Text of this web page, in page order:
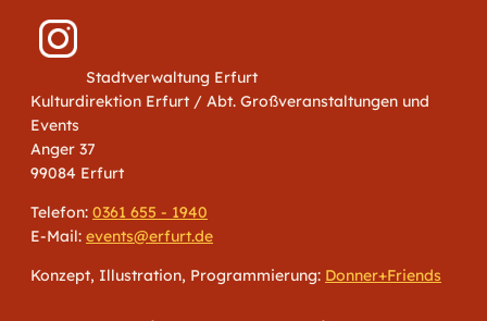
Stadtverwaltung Erfurt
Kulturdirektion Erfurt / Abt. Großveranstaltungen und
Events
Anger 37
99084 Erfurt
Telefon: 0361 655 - 1940
E-Mail: events@erfurt.de
Konzept, Illustration, Programmierung: Donner+Friends